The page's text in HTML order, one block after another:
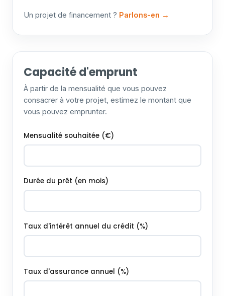
Un projet de financement ? Parlons-en →
Capacité d'emprunt
À partir de la mensualité que vous pouvez
consacrer à votre projet, estimez le montant que
vous pouvez emprunter.
Mensualité souhaitée (€)
Durée du prêt (en mois)
Taux d'intérêt annuel du crédit (%)
Taux d'assurance annuel (%)